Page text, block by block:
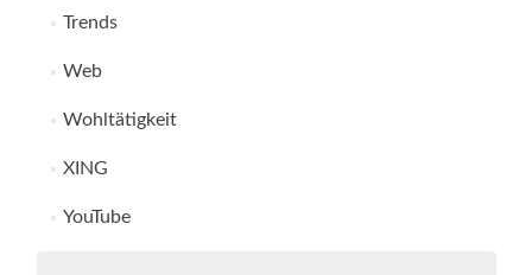
Trends
Web
Wohltätigkeit
XING
YouTube